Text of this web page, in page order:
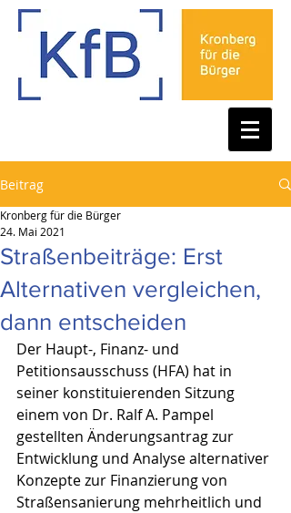
Beitrag
Straßenbeiträge: Erst
Alternativen vergleichen,
dann entscheiden
Kronberg für die Bürger
24. Mai 2021
Der Haupt-, Finanz- und
Petitionsausschuss (HFA) hat in
seiner konstituierenden Sitzung
einem von Dr. Ralf A. Pampel
gestellten Änderungsantrag zur
Entwicklung und Analyse alternativer
Konzepte zur Finanzierung von
Straßensanierung mehrheitlich und